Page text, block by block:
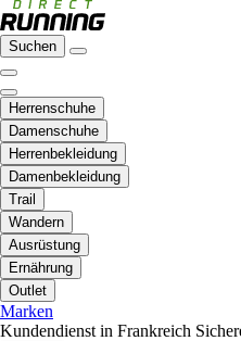
Suchen
Herrenschuhe
Damenschuhe
Herrenbekleidung
Damenbekleidung
Trail
Wandern
Ausrüstung
Ernährung
Outlet
Marken
Kundendienst in Frankreich